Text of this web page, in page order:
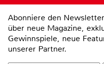
Abonniere den
über neue Magazine,
Gewinnspiele, neue
unserer Partner.